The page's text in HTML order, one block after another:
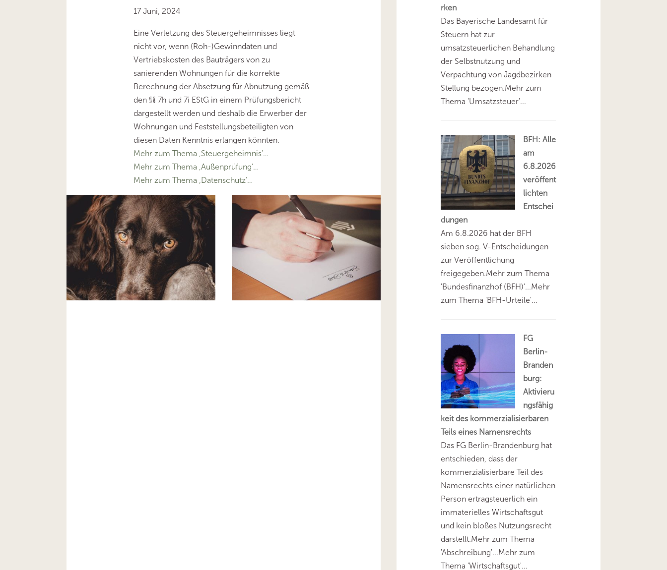
17 Juni, 2024
Eine Verletzung des Steuergeheimnisses liegt
nicht vor, wenn (Roh-)Gewinndaten und
Vertriebskosten des Bauträgers von zu
sanierenden Wohnungen für die korrekte
Berechnung der Absetzung für Abnutzung gemäß
den §§ 7h und 7i EStG in einem Prüfungsbericht
dargestellt werden und deshalb die Erwerber der
Wohnungen und Feststellungsbeteiligten von
diesen Daten Kenntnis erlangen könnten.
Mehr zum Thema ‚Steuergeheimnis’…
Mehr zum Thema ‚Außenprüfung’…
Mehr zum Thema ‚Datenschutz’…
rken
Das Bayerische Landesamt für
Steuern hat zur
umsatzsteuerlichen Behandlung
der Selbstnutzung und
Verpachtung von Jagdbezirken
Stellung bezogen.Mehr zum
Thema 'Umsatzsteuer'...
BFH: Alle
am
6.8.2026
veröffent
lichten
Entschei
dungen
Am 6.8.2026 hat der BFH
sieben sog. V-Entscheidungen
zur Veröffentlichung
freigegeben.Mehr zum Thema
'Bundesfinanzhof (BFH)'...Mehr
zum Thema 'BFH-Urteile'...
FG
Berlin-
Branden
burg:
Aktivieru
ngsfähig
keit des kommerzialisierbaren
Teils eines Namensrechts
Das FG Berlin-Brandenburg hat
entschieden, dass der
kommerzialisierbare Teil des
Namensrechts einer natürlichen
Person ertragsteuerlich ein
immaterielles Wirtschaftsgut
und kein bloßes Nutzungsrecht
darstellt.Mehr zum Thema
'Abschreibung'...Mehr zum
Thema 'Wirtschaftsgut'...